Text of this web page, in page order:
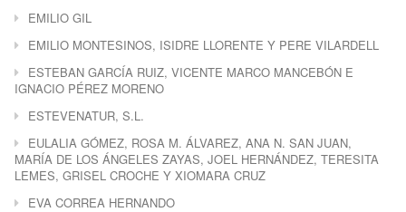
EMILIO GIL
EMILIO MONTESINOS, ISIDRE LLORENTE Y PERE VILARDELL
ESTEBAN GARCÍA RUIZ, VICENTE MARCO MANCEBÓN E
IGNACIO PÉREZ MORENO
ESTEVENATUR, S.L.
EULALIA GÓMEZ, ROSA M. ÁLVAREZ, ANA N. SAN JUAN,
MARÍA DE LOS ÁNGELES ZAYAS, JOEL HERNÁNDEZ, TERESITA
LEMES, GRISEL CROCHE Y XIOMARA CRUZ
EVA CORREA HERNANDO